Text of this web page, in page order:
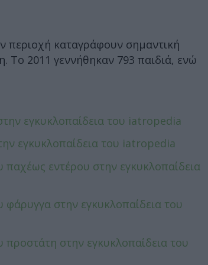
περιοχή καταγράφουν σημαντική
2011 γεννήθηκαν 793 παιδιά, ενώ
εγκυκλοπαίδεια του iatropedia
εγκυκλοπαίδεια του iatropedia
παχέως εντέρου στην εγκυκλοπαίδεια
φάρυγγα στην εγκυκλοπαίδεια του
προστάτη στην εγκυκλοπαίδεια του